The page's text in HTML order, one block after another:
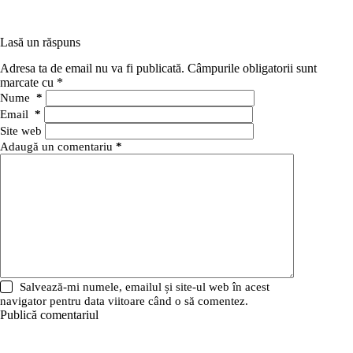
Lasă un răspuns
Adresa ta de email nu va fi publicată. Câmpurile obligatorii sunt
marcate cu *
Nume *
Email *
Site web
Adaugă un comentariu *
Salvează-mi numele, emailul și site-ul web în acest
navigator pentru data viitoare când o să comentez.
Publică comentariul